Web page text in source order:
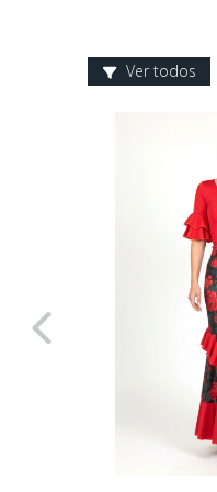
Ver todos